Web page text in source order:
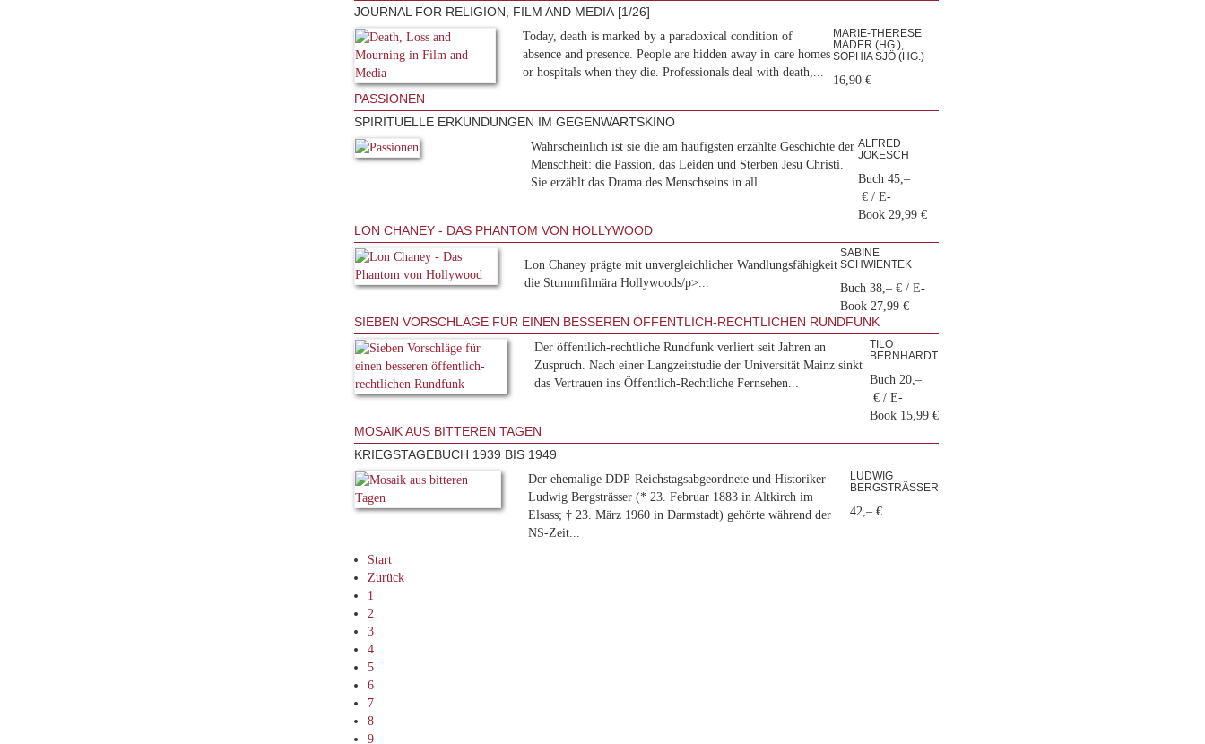
JOURNAL FOR RELIGION, FILM AND MEDIA [1/26]
Today, death is marked by a paradoxical condition of
absence and presence. People are hidden away in care homes
or hospitals when they die. Professionals deal with death,...
MARIE-THERESE
MÄDER (HG.),
SOPHIA SJÖ (HG.)
16,90 €
PASSIONEN
SPIRITUELLE ERKUNDUNGEN IM GEGENWARTSKINO
Wahrscheinlich ist sie die am häufigsten erzählte Geschichte der
Menschheit: die Passion, das Leiden und Sterben Jesu Christi.
Sie erzählt das Drama des Menschseins in all...
ALFRED
JOKESCH
Buch 45,–
€ / E-
Book 29,99 €
LON CHANEY - DAS PHANTOM VON HOLLYWOOD
Lon Chaney prägte mit unvergleichlicher Wandlungsfähigkeit
die Stummfilmära Hollywoods/p>...
SABINE
SCHWIENTEK
Buch 38,– € / E-
Book 27,99 €
SIEBEN VORSCHLÄGE FÜR EINEN BESSEREN ÖFFENTLICH-RECHTLICHEN RUNDFUNK
Der öffentlich-rechtliche Rundfunk verliert seit Jahren an
Zuspruch. Nach einer Langzeitstudie der Universität Mainz sinkt
das Vertrauen ins Öffentlich-Rechtliche Fernsehen...
TILO
BERNHARDT
Buch 20,–
€ / E-
Book 15,99 €
MOSAIK AUS BITTEREN TAGEN
KRIEGSTAGEBUCH 1939 BIS 1949
Der ehemalige DDP-Reichstagsabgeordnete und Historiker
Ludwig Bergsträsser (* 23. Februar 1883 in Altkirch im
Elsass; † 23. März 1960 in Darmstadt) gehörte während der
NS-Zeit...
LUDWIG
BERGSTRÄSSER
42,– €
Start
Zurück
1
2
3
4
5
6
7
8
9